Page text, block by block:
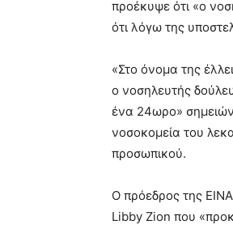
προέκυψε ότι «ο
ότι λόγω της
«Στο όνομα της
ο νοσηλευτής
ένα 24ωρο»
νοσοκομεία του
προσωπικού.
Ο πρόεδρος της
Libby Zion που